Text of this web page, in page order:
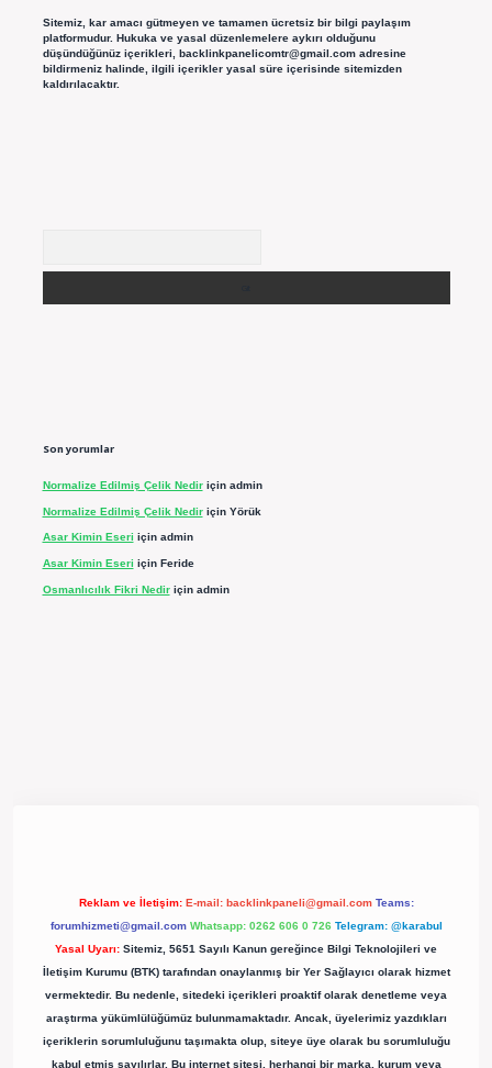
Sitemiz, kar amacı gütmeyen ve tamamen ücretsiz bir bilgi paylaşım
platformudur. Hukuka ve yasal düzenlemelere aykırı olduğunu
düşündüğünüz içerikleri, backlinkpanelicomtr@gmail.comadresine
bildirmeniz halinde, ilgili içerikler yasal süre içerisinde sitemizden
kaldırılacaktır.
Son yorumlar
Normalize Edilmiş Çelik Nediriçin admin
Normalize Edilmiş Çelik Nediriçin Yörük
Asar Kimin Eseri için admin
Asar Kimin Eseri için Feride
Osmanlıcılık Fikri Nediriçin admin
Reklam ve İletişim: E-mail: backlinkpaneli@gmail.com Teams:
forumhizmeti@gmail.com Whatsapp: 0262 606 0 726 Telegram: @karabul
Yasal Uyarı: Sitemiz, 5651 Sayılı Kanun gereğince Bilgi Teknolojileri ve
İletişim Kurumu (BTK) tarafından onaylanmış bir Yer Sağlayıcı olarak hizmet
vermektedir. Bu nedenle, sitedeki içerikleri proaktif olarak denetleme veya
araştırma yükümlülüğümüz bulunmamaktadır. Ancak, üyelerimiz yazdıkları
içeriklerin sorumluluğunu taşımakta olup, siteye üye olarak bu sorumluluğu
kabul etmiş sayılırlar. Bu internet sitesi, herhangi bir marka, kurum veya